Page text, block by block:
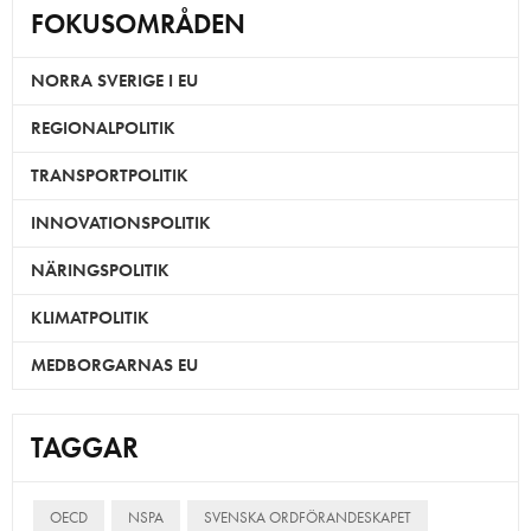
FOKUSOMRÅDEN
NORRA SVERIGE I EU
REGIONALPOLITIK
TRANSPORTPOLITIK
INNOVATIONSPOLITIK
NÄRINGSPOLITIK
KLIMATPOLITIK
MEDBORGARNAS EU
TAGGAR
OECD NSPA SVENSKA ORDFÖRANDESKAPET